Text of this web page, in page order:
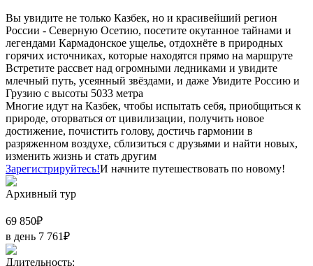
Вы увидите не только Казбек, но и красивейший регион
России - Северную Осетию, посетите окутанное тайнами и
легендами Кармадонское ущелье, отдохнёте в природных
горячих источниках, которые находятся прямо на маршруте
Встретите рассвет над огромными ледниками и увидите
млечный путь, усеянный звёздами, и даже Увидите Россию и
Грузию с высоты 5033 метра
Многие идут на Казбек, чтобы испытать себя, приобщиться к
природе, оторваться от цивилизации, получить новое
достижение, почистить голову, достичь гармонии в
разряженном воздухе, сблизиться с друзьями и найти новых,
изменить жизнь и стать другим
Зарегистрируйтесь!И начните путешествовать по новому!
Архивный тур
69 850₽
в день 7 761₽
Длительность: